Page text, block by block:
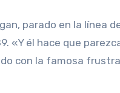
parado en la línea
«Y él hace que
con la famosa